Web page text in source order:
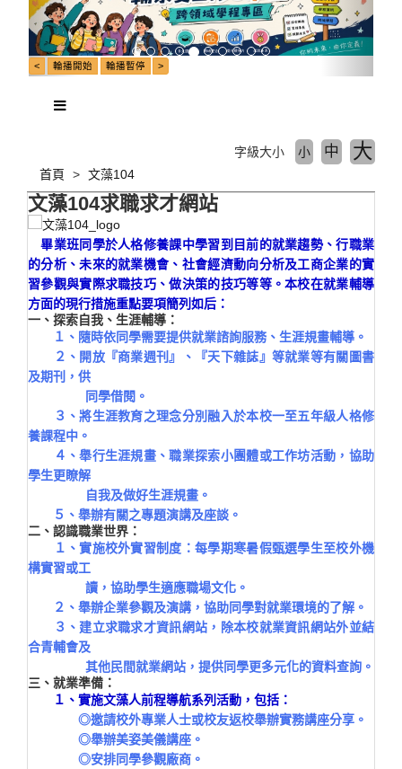
首頁 文藻104
字級大小 小 中 大
文藻104求職求才網站
畢業班同學於人格修養課中學習到目前的就業趨勢、行職業
的分析、未來的就業機會、社會經濟動向分析及工商企業的實
習參觀與實際求職技巧、做決策的技巧等等。本校在就業輔導
方面的現行措施重點要項簡列如后：
一、探索自我、生涯輔導：
１、隨時依同學需要提供就業諮詢服務、生涯規畫輔導。
２、開放『商業週刊』、『天下雜誌』等就業等有關圖書
及期刊，供
同學借閱。
３、將生涯教育之理念分別融入於本校一至五年級人格修
養課程中。
４、舉行生涯規畫、職業探索小團體或工作坊活動，協助
學生更瞭解
自我及做好生涯規畫。
５、舉辦有關之專題演講及座談。
二、認識職業世界：
１、實施校外實習制度：每學期寒暑假甄選學生至校外機
構實習或工
讀，協助學生適應職場文化。
２、舉辦企業參觀及演講，協助同學對就業環境的了解。
３、建立求職求才資訊網站，除本校就業資訊網站外並結
合青輔會及
其他民間就業網站，提供同學更多元化的資料查詢。
三、就業準備：
１、實施文藻人前程導航系列活動，包括：
◎邀請校外專業人士或校友返校舉辦實務講座分享。
◎舉辦美姿美儀講座。
◎安排同學參觀廠商。